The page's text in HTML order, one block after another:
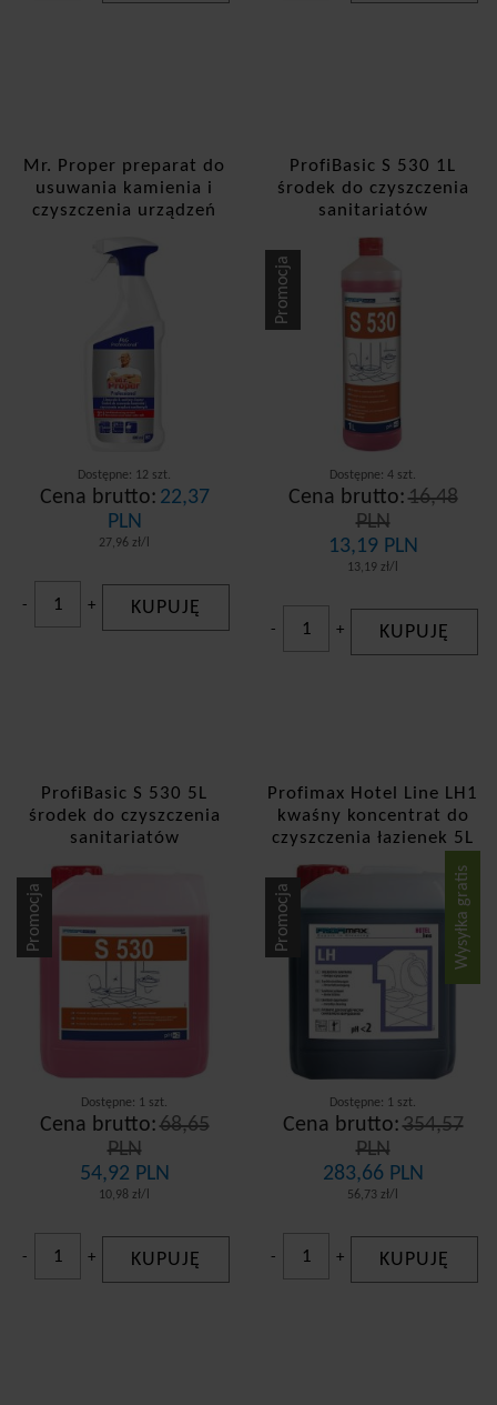
Mr. Proper preparat do
usuwania kamienia i
czyszczenia urządzeń
spray
Dostępne: 12 szt.
Cena brutto: 22,37
PLN
27,96 zł/l
- + KUPUJĘ
ProfiBasic S 530 1L
środek do czyszczenia
sanitariatów
Dostępne: 4 szt.
Cena brutto: 16,48
PLN
13,19 PLN
13,19 zł/l
Promocja
- + KUPUJĘ
ProfiBasic S 530 5L
środek do czyszczenia
sanitariatów
Dostępne: 1 szt.
Cena brutto: 68,65
PLN
54,92 PLN
10,98 zł/l
Promocja
- + KUPUJĘ
Profimax Hotel Line LH1
kwaśny koncentrat do
czyszczenia łazienek 5L
Dostępne: 1 szt.
Cena brutto: 354,57
PLN
283,66 PLN
56,73 zł/l
Promocja Wysyłka gratis
- + KUPUJĘ